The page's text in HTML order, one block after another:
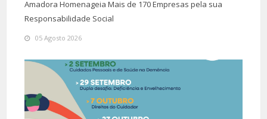
Amadora Homenageia Mais de 170 Empresas pela sua
Responsabilidade Social
05 Agosto 2026